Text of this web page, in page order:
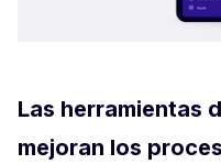
Las herramientas
mejoran los